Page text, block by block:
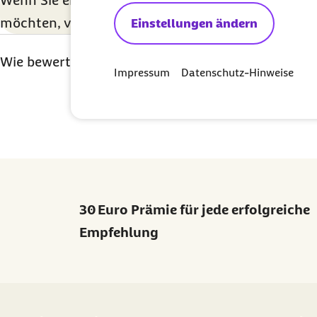
Einstellungen ändern
Impressum Datenschutz-Hinweise
möchten, verwenden Sie bitte unser
Wie bewerten Sie diesen Artikel?
30 Euro Prämie für jede erfolgreiche
Empfehlung